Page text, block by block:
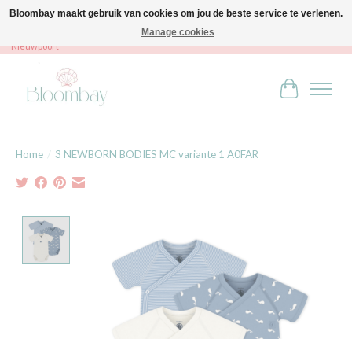
Bloombay - Babies & Kids - Bali home & interior - Robert Orlentpromenade 9A -
Nieuwpoort
Home / 3 NEWBORN BODIES MC variante 1 A0FAR
Bloombay maakt gebruik van cookies om jou de beste service te verlenen.
Manage cookies